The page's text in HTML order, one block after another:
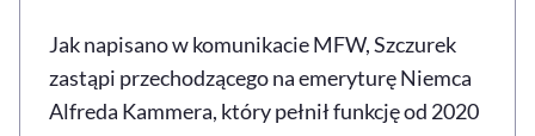
Jak napisano w komunikacie MFW, Szczurek
zastąpi przechodzącego na emeryturę Niemca
Alfreda Kammera, który pełnił funkcję od 2020